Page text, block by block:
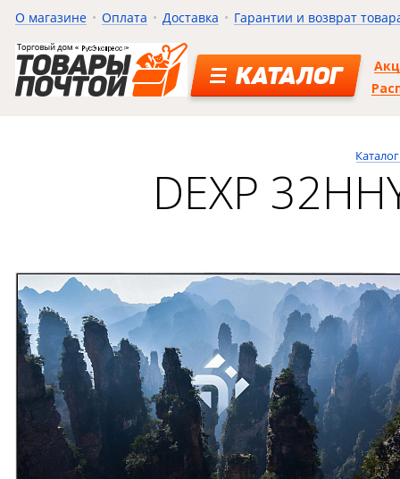
О магазине Оплата Доставка Гарантии и возврат
КАТАЛОГ
Каталог
DEXP